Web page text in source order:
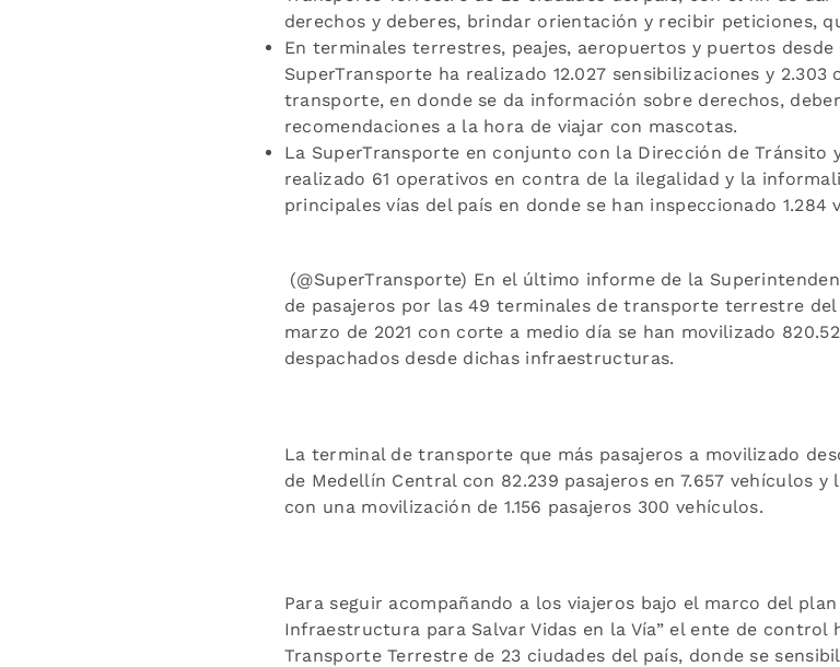
derechos y deberes, brindar orientación y recibir peticiones,
En terminales terrestres, peajes, aeropuertos y puertos
SuperTransporte ha realizado 12.027 sensibilizaciones y
transporte, en donde se da información sobre derechos,
recomendaciones a la hora de viajar con mascotas.
La SuperTransporte en conjunto con la Dirección de Tránsito
realizado 61 operativos en contra de la ilegalidad y la
principales vías del país en donde se han inspeccionado 1.284
(@SuperTransporte) En el último informe de la
de pasajeros por las 49 terminales de transporte terrestre del
marzo de 2021 con corte a medio día se han movilizado
despachados desde dichas infraestructuras.
La terminal de transporte que más pasajeros a movilizado
de Medellín Central con 82.239 pasajeros en 7.657 vehículos
con una movilización de 1.156 pasajeros 300 vehículos.
Para seguir acompañando a los viajeros bajo el marco del
Infraestructura para Salvar Vidas en la Vía” el ente de control
Transporte Terrestre de 23 ciudades del país, donde se